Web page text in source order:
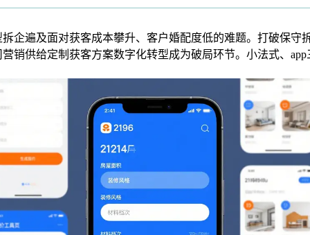
遍及面对获客成本攀升、客户婚配度低的难题。打破保守
销供给定制获客方案数字化转型成为破局环节。小法式、app